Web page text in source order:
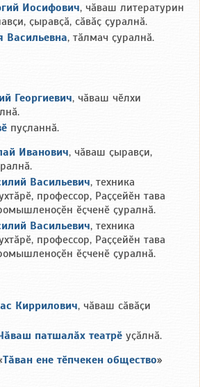
Иосифович, чӑваш литературин
ҫыравҫӑ, сӑвӑҫ ҫуралнӑ.
Васильевна, тӑлмач ҫуралнӑ.
Георгиевич, чӑваш чӗлхи
пуҫланнӑ.
Иванович, чӑваш ҫыравҫи,
Васильевич, техника
профессор, Раҫҫейӗн тава
ӗҫченӗ ҫуралнӑ.
Васильевич, техника
профессор, Раҫҫейӗн тава
ӗҫченӗ ҫуралнӑ.
Киррилович, чӑваш сӑвӑҫи
патшалӑх театрӗ уҫӑлнӑ.
Тӑван ене тӗпчекен общество»